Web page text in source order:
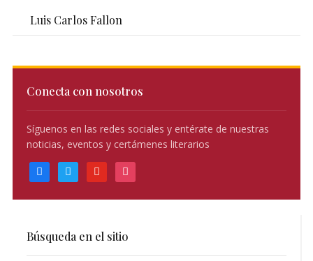
Conecta con nosotros
Síguenos en las redes sociales y entérate de nuestras
noticias, eventos y certámenes literarios
facebooktwitter youtube instagram
Búsqueda en el sitio
Luis Carlos Fallon